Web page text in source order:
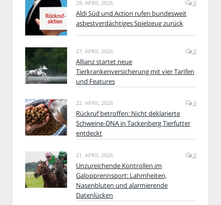
28. APRIL 2026 0
Aldi Süd und Action rufen bundesweit
asbestverdächtiges Spielzeug zurück
27. APRIL 2026 0
Allianz startet neue
Tierkrankenversicherung mit vier Tarifen
und Features
22. APRIL 2026 0
Rückruf betroffen: Nicht deklarierte
Schweine-DNA in Tackenberg Tierfutter
entdeckt
21. APRIL 2026 0
Unzureichende Kontrollen im
Galopprennsport: Lahmheiten,
Nasenbluten und alarmierende
Datenlücken